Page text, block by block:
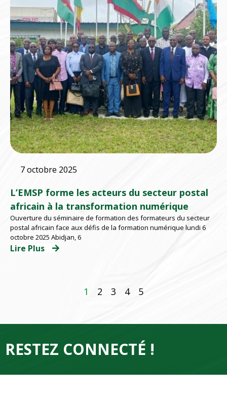
7 octobre 2025
L’EMSP forme les acteurs du secteur postal
africain à la transformation numérique
Ouverture du séminaire de formation des formateurs du secteur
postal africain face aux défis de la formation numérique lundi 6
octobre 2025 Abidjan, 6
Lire Plus
1 2 3 4 5
RESTEZ CONNECTÉ !